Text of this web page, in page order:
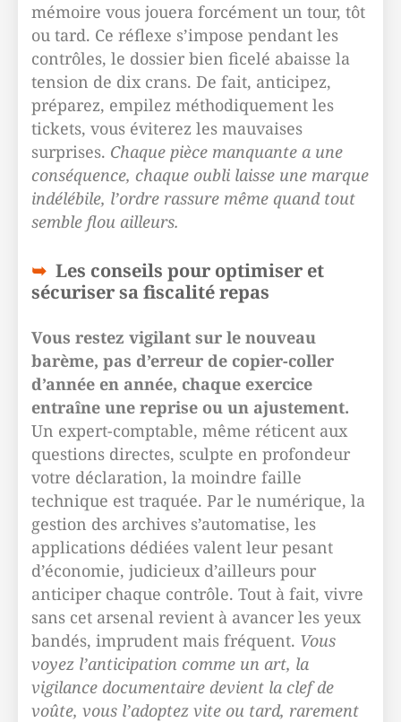
mémoire vous jouera forcément un tour, tôt
ou tard. Ce réflexe s’impose pendant les
contrôles, le dossier bien ficelé abaisse la
tension de dix crans. De fait, anticipez,
préparez, empilez méthodiquement les
tickets, vous éviterez les mauvaises
surprises. Chaque pièce manquante a une
conséquence, chaque oubli laisse une marque
indélébile, l’ordre rassure même quand tout
semble flou ailleurs.
Les conseils pour optimiser et
sécuriser sa fiscalité repas
Vous restez vigilant sur le nouveau
barème, pas d’erreur de copier-coller
d’année en année, chaque exercice
entraîne une reprise ou un ajustement.
Un expert-comptable, même réticent aux
questions directes, sculpte en profondeur
votre déclaration, la moindre faille
technique est traquée. Par le numérique, la
gestion des archives s’automatise, les
applications dédiées valent leur pesant
d’économie, judicieux d’ailleurs pour
anticiper chaque contrôle. Tout à fait, vivre
sans cet arsenal revient à avancer les yeux
bandés, imprudent mais fréquent. Vous
voyez l’anticipation comme un art, la
vigilance documentaire devient la clef de
voûte, vous l’adoptez vite ou tard, rarement